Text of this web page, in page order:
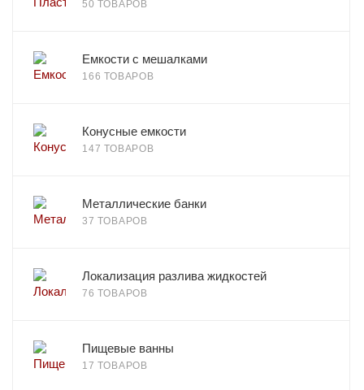
50 ТОВАРОВ
Емкости с мешалками
166 ТОВАРОВ
Конусные емкости
147 ТОВАРОВ
Металлические банки
37 ТОВАРОВ
Локализация разлива жидкостей
76 ТОВАРОВ
Пищевые ванны
17 ТОВАРОВ